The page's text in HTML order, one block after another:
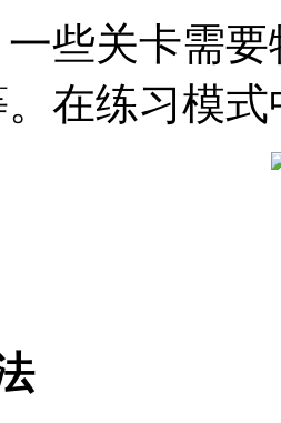
些关卡需
在练习模